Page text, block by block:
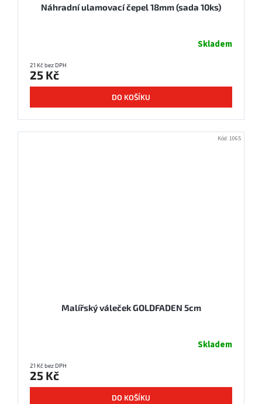
Náhradní ulamovací čepel 18mm (sada 10ks)
Skladem
21 Kč bez DPH
25 Kč
DO KOŠÍKU
Malířský váleček GOLDFADEN 5cm
Skladem
21 Kč bez DPH
25 Kč
DO KOŠÍKU
Kód:1065